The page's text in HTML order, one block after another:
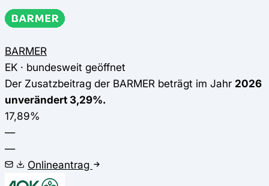
BARMER
EK · bundesweit geöffnet
Der Zusatzbeitrag der BARMER beträgt im Jahr 2026
unverändert 3,29%.
17,89%
—
—
Onlineantrag